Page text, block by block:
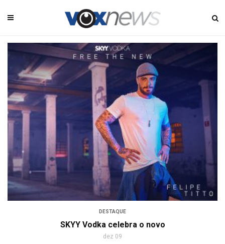
DESTAQUE
SKYY Vodka celebra o novo
dez 09